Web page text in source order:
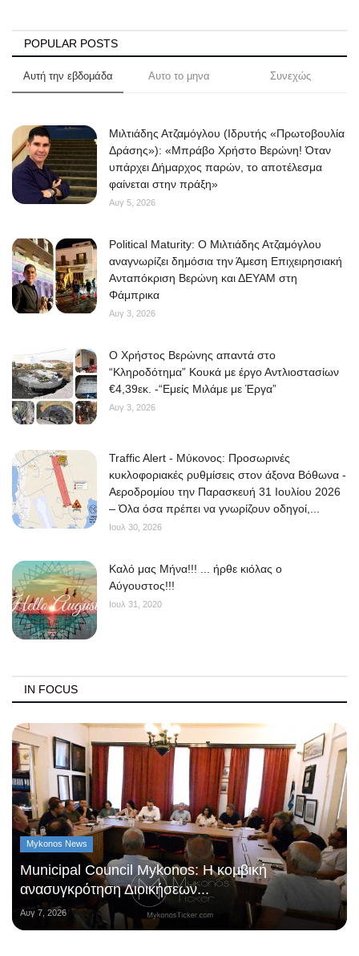
POPULAR POSTS
Αυτή την εβδομάδα Αυτο το μηνα Συνεχώς
Μιλτιάδης Ατζαμόγλου (Ιδρυτής «Πρωτοβουλία
Δράσης»): «Μπράβο Χρήστο Βερώνη! Όταν
υπάρχει Δήμαρχος παρών, το αποτέλεσμα
φαίνεται στην πράξη»
Αυγ 5, 2026
Political Maturity: Ο Μιλτιάδης Ατζαμόγλου
αναγνωρίζει δημόσια την Άμεση Επιχειρησιακή
Ανταπόκριση Βερώνη και ΔΕΥΑΜ στη
Φάμπρικα
Αυγ 3, 2026
O Χρήστος Βερώνης απαντά στο
“Κληροδότημα” Κουκά με έργο Αντλιοστασίων
€4,39εκ. -“Εμείς Μιλάμε με Έργα”
Αυγ 3, 2026
Traffic Alert - Μύκονος: Προσωρινές
κυκλοφοριακές ρυθμίσεις στον άξονα Βόθωνα -
Αεροδρομίου την Παρασκευή 31 Ιουλίου 2026
– Όλα όσα πρέπει να γνωρίζουν οδηγοί,...
Ιουλ 30, 2026
Kαλό μας Μήνα!!! ... ήρθε κιόλας ο
Αύγουστος!!!
Ιουλ 31, 2020
IN FOCUS
Mykonos News
Municipal Council Mykonos: Η κομβική
ανασυγκρότηση Διοικήσεων...
Αυγ 7, 2026